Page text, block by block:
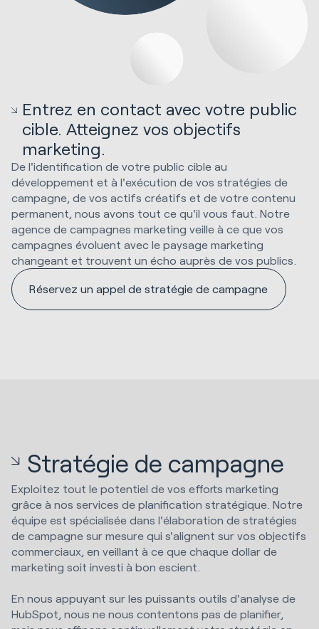
Entrez en contact avec votre public
cible. Atteignez vos objectifs
marketing.
De l'identification de votre public cible au
développement et à l'exécution de vos stratégies de
campagne, de vos actifs créatifs et de votre contenu
permanent, nous avons tout ce qu'il vous faut. Notre
agence de campagnes marketing veille à ce que vos
campagnes évoluent avec le paysage marketing
changeant et trouvent un écho auprès de vos publics.
Réservez un appel de stratégie de campagne
Stratégie de campagne
Exploitez tout le potentiel de vos efforts marketing
grâce à nos services de planification stratégique. Notre
équipe est spécialisée dans l'élaboration de stratégies
de campagne sur mesure qui s'alignent sur vos objectifs
commerciaux, en veillant à ce que chaque dollar de
marketing soit investi à bon escient.
En nous appuyant sur les puissants outils d'analyse de
HubSpot, nous ne nous contentons pas de planifier,